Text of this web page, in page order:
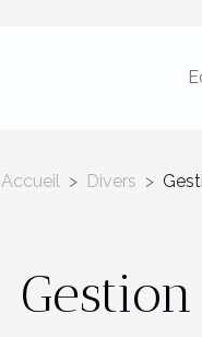
Accueil Divers